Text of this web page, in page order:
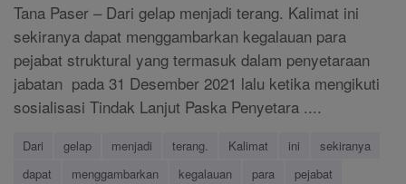
Tana Paser – Dari gelap menjadi terang. Kalimat ini
sekiranya dapat menggambarkan kegalauan para
pejabat struktural yang termasuk dalam penyetaraan
jabatan pada 31 Desember 2021 lalu ketika mengikuti
sosialisasi Tindak Lanjut Paska Penyetara ....
Dari gelap menjadi terang. Kalimat ini
sekiranya
dapat
menggambarkan kegalauan para
pejabat